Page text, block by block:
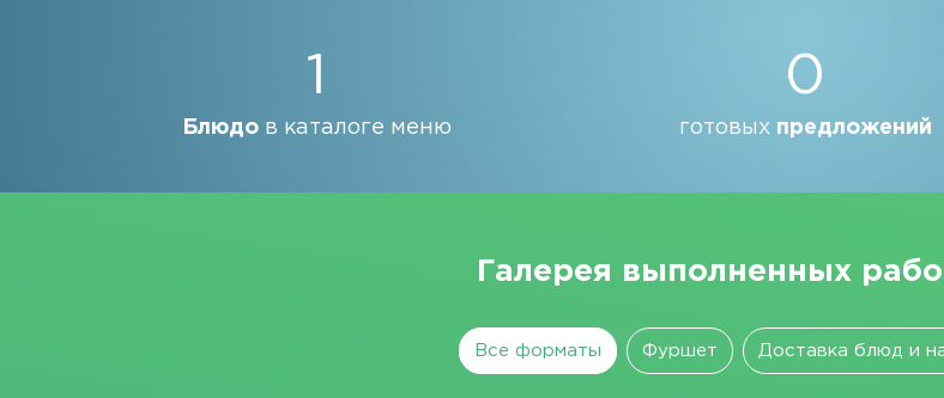
1
Блюдов каталоге меню
0
готовых предложений
Галерея выполненных
Все форматы Фуршет Доставка блюд и